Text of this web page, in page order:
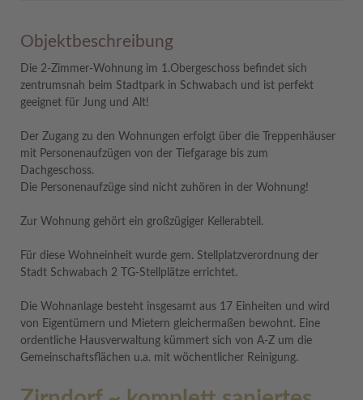
Objektbeschreibung
Die 2-Zimmer-Wohnung im 1.Obergeschoss befindet sich
zentrumsnah beim Stadtpark in Schwabach und ist perfekt
geeignet für Jung und Alt!
Der Zugang zu den Wohnungen erfolgt über die Treppenhäuser
mit Personenaufzügen von der Tiefgarage bis zum
Dachgeschoss.
Die Personenaufzüge sind nicht zuhören in der Wohnung!
Zur Wohnung gehört ein großzügiger Kellerabteil.
Für diese Wohneinheit wurde gem. Stellplatzverordnung der
Stadt Schwabach 2 TG-Stellplätze errichtet.
Die Wohnanlage besteht insgesamt aus 17 Einheiten und wird
von Eigentümern und Mietern gleichermaßen bewohnt. Eine
ordentliche Hausverwaltung kümmert sich von A-Z um die
Gemeinschaftsflächen u.a. mit wöchentlicher Reinigung.